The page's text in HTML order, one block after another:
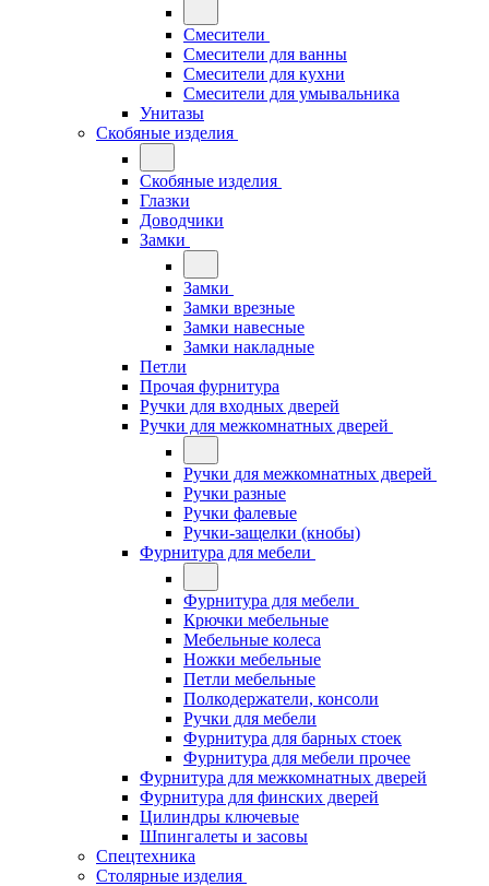
Смесители
Смесители для ванны
Смесители для кухни
Смесители для умывальника
Унитазы
Скобяные изделия
Скобяные изделия
Глазки
Доводчики
Замки
Замки
Замки врезные
Замки навесные
Замки накладные
Петли
Прочая фурнитура
Ручки для входных дверей
Ручки для межкомнатных дверей
Ручки для межкомнатных дверей
Ручки разные
Ручки фалевые
Ручки-защелки (кнобы)
Фурнитура для мебели
Фурнитура для мебели
Крючки мебельные
Мебельные колеса
Ножки мебельные
Петли мебельные
Полкодержатели, консоли
Ручки для мебели
Фурнитура для барных стоек
Фурнитура для мебели прочее
Фурнитура для межкомнатных дверей
Фурнитура для финских дверей
Цилиндры ключевые
Шпингалеты и засовы
Спецтехника
Столярные изделия